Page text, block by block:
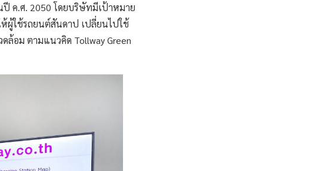
ค.ศ. 2050 โดยบริษัทมีเป้าหมาย
ห้ผู้ใช้รถยนต์สันดาป เปลี่ยนไปใช้
อม ตามแนวคิด Tollway Green